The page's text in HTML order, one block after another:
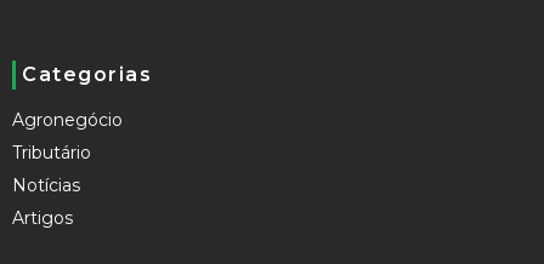
Categorias
Agronegócio
Tributário
Notícias
Artigos